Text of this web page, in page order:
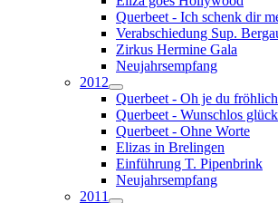
Querbeet - Ich schenk dir
Verabschiedung Sup.
Zirkus Hermine Gala
Neujahrsempfang
2012
Querbeet - Oh je du
Querbeet - Wunschlos
Querbeet - Ohne Worte
Elizas in Brelingen
Einführung T. Pipenbrink
Neujahrsempfang
2011